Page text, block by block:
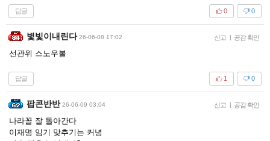
답글 0
0
볓빛이내린다 26-06-08 17:02 신고 | 공감 확인
선관위 스노우볼
답글 0
1
팝콘반반 26-06-09 03:04 신고 | 공감 확인
나라꼴 잘 돌아간다
이재명 임기 맞추기는 커녕